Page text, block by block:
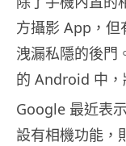
方攝影 App，但
洩漏私隱的後門
的 Android 中，
Google 最近表
設有相機功能，